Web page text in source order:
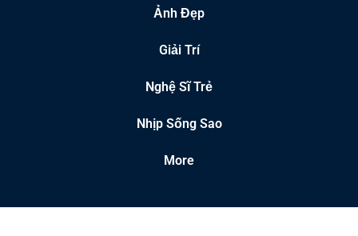
Ảnh Đẹp
Giải Trí
Nghệ Sĩ Trẻ
Nhịp Sống Sao
More